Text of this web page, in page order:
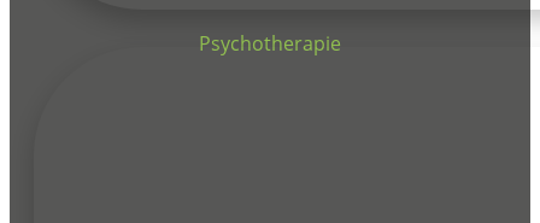
Psychotherapie